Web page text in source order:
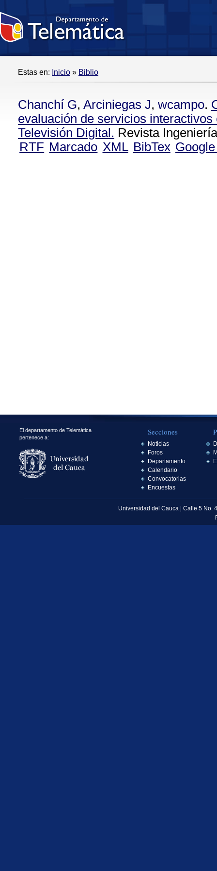
Estas en: Inicio » Biblio
Chanchí G, Arciniegas J, wcampo.
evaluación de servicios interactivos
Televisión Digital. Revista
RTF Marcado XML BibTex
El departamento de Telemática
pertenece a:
Secciones
Noticias
Foros
Departamento
Calendario
Convocatorias
Encuestas
Universidad del Cauca | Calle 5 No.